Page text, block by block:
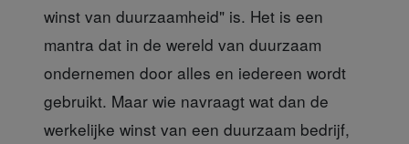
winst van duurzaamheid" is. Het is een
mantra dat in de wereld van duurzaam
ondernemen door alles en iedereen wordt
gebruikt. Maar wie navraagt wat dan de
werkelijke winst van een duurzaam bedrijf,